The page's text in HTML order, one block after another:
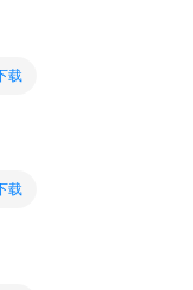
载
载